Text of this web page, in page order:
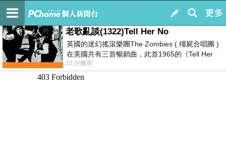
我的
最新文章
老歌亂談(1322)Tell Her No
英國的迷幻搖滾樂團The Zombies ( 殭屍合唱團 )
在美國共有三首暢銷曲，此首1965的《Tell Her
No》即為其中之一，在告示牌百大單曲
22 分鐘前